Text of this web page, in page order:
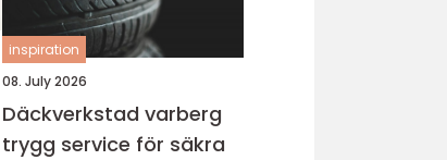
inspiration
08. July 2026
Däckverkstad varberg
trygg service för säkra